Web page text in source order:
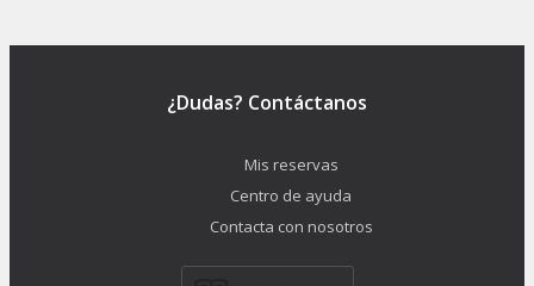
¿Dudas? Contáctanos
Mis reservas
Centro de ayuda
Contacta con nosotros